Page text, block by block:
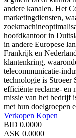
andere kanalen. Het
marketingdiensten,
hoofdkantoor in
in andere Europese
Frankrijk en
klantenkring,
telecommunicatie-
technologie is Stroeer
efficiënte reclame- en
missie van het bedrijf
met hun doelgroepen
Verkopen Kopen
BID 0.0000
ASK 0.0000